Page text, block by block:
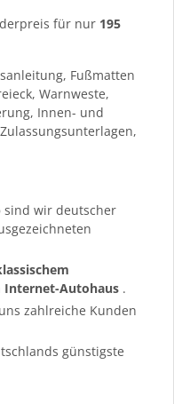
für nur 195
Fußmatten
Warnweste,
Innen- und
sind wir deutscher
Internet-Autohaus .
zahlreiche Kunden
günstigste